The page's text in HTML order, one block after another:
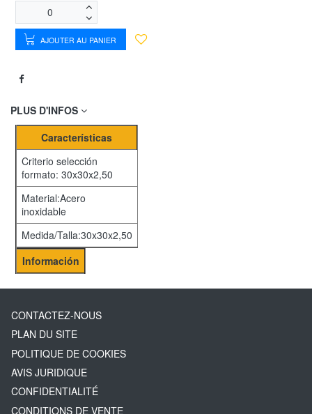
AJOUTER AU PANIER
PLUS D'INFOS
Características
Criterio selección
formato: 30x30x2,50
Material:Acero
inoxidable
Medida/Talla:30x30x2,50
Información
CONTACTEZ-NOUS
PLAN DU SITE
POLITIQUE DE COOKIES
AVIS JURIDIQUE
CONFIDENTIALITÉ
CONDITIONS DE VENTE